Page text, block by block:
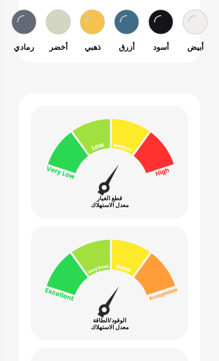
أبيض أسود أزرق ذهبي أخضر رمادي
قطع الغيار
معدل الاستهلاك
الوقود/الطاقة
معدل الاستهلاك